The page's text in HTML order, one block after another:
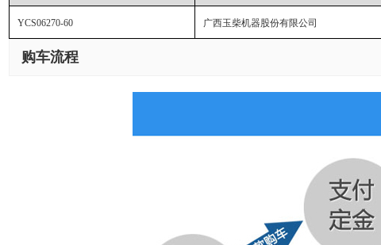
YCS06270-60 广西玉柴机器股份有限公司
购车流程